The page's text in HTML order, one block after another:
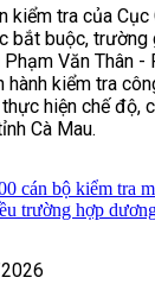
kiểm tra của Cục
bắt buộc, trường
Văn Thân -
kiểm tra
hiện chế độ,
Cà Mau.
cán bộ kiểm tra
trường hợp